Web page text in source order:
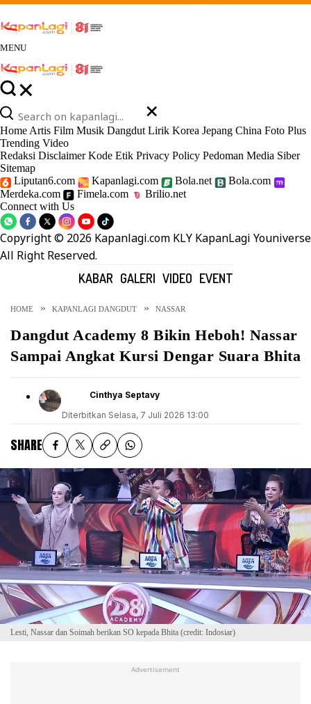
MENU
Home Artis Film Musik Dangdut Lirik Korea Jepang China Foto Plus
Trending Video
Redaksi Disclaimer Kode Etik Privacy Policy Pedoman Media Siber
Sitemap
Liputan6.com
Kapanlagi.com Bola.net
Bola.com
Merdeka.com
Fimela.com
Brilio.net
Connect with Us
Copyright © 2026 Kapanlagi.com KLY KapanLagi Youniverse
All Right Reserved.
KABAR GALERI VIDEO EVENT
HOME KAPANLAGI DANGDUT NASSAR
Dangdut Academy 8 Bikin Heboh! Nassar
Sampai Angkat Kursi Dengar Suara Bhita
Cinthya Septavy
Diterbitkan Selasa, 7 Juli 2026 13:00
SHARE
Lesti, Nassar dan Soimah berikan SO kepada Bhita (credit: Indosiar)
Advertisement